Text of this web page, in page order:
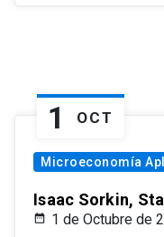
1 OCT
Microeconomía
Isaac Sorkin,
1 de Octubre de